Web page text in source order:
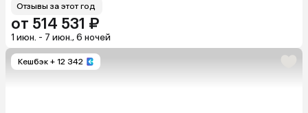
Отзывы за этот год
от 514 531 ₽
1 июн. - 7 июн., 6 ночей
Кешбэк + 12 342